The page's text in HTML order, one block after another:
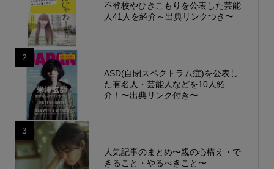
不登校やひきこもりを公表した芸能
人41人を紹介～出典リンクつき〜
2
ASD(自閉スペクトラム症)を公表し
た有名人・芸能人などを10人紹
介！〜出典リンク付き〜
3
人気記事のまとめ〜親の心構え・で
きること・やるべきこと〜